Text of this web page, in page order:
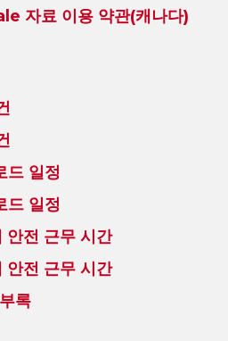
자료 이용 약관(캐나다)
드 일정
드 일정
안전 근무 시간
안전 근무 시간
록